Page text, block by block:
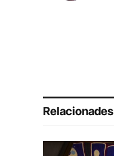
Relacionades